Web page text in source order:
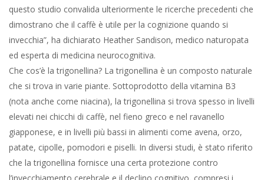
questo studio convalida ulteriormente le ricerche precedenti che
dimostrano che il caffè è utile per la cognizione quando si
invecchia”, ha dichiarato Heather Sandison, medico naturopata
ed esperta di medicina neurocognitiva.
Che cos’è la trigonellina? La trigonellina è un composto naturale
che si trova in varie piante. Sottoprodotto della vitamina B3
(nota anche come niacina), la trigonellina si trova spesso in livelli
elevati nei chicchi di caffè, nel fieno greco e nel ravanello
giapponese, e in livelli più bassi in alimenti come avena, orzo,
patate, cipolle, pomodori e piselli. In diversi studi, è stato riferito
che la trigonellina fornisce una certa protezione contro